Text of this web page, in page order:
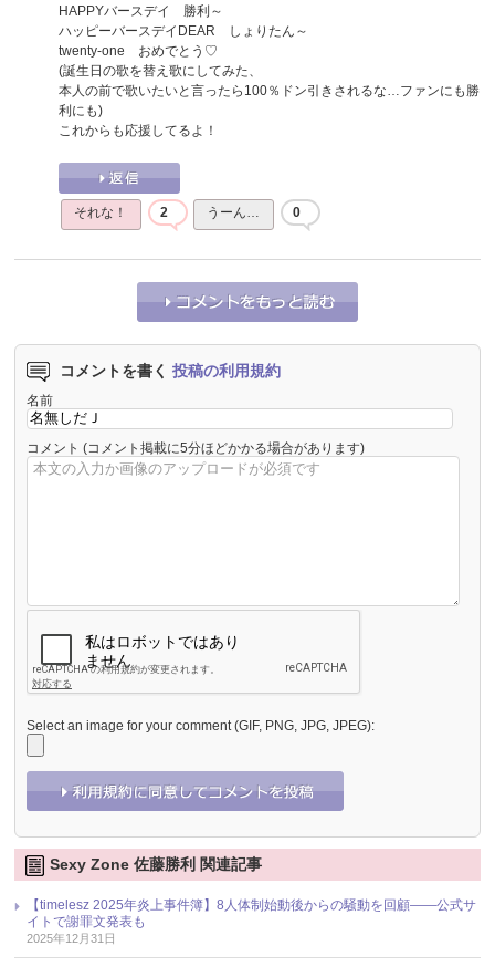
HAPPYバースデイ 勝利～
ハッピーバースデイDEAR しょりたん～
twenty-one おめでとう♡
(誕生日の歌を替え歌にしてみた、
本人の前で歌いたいと言ったら100％ドン引きされるな…ファンにも勝
利にも)
これからも応援してるよ！
それな！ 2 うーん… 0
コメントを書く 投稿の利用規約
名前
コメント (コメント掲載に5分ほどかかる場合があります)
Select an image for your comment (GIF, PNG, JPG, JPEG):
Sexy Zone 佐藤勝利 関連記事
【timelesz 2025年炎上事件簿】8人体制始動後からの騒動を回顧――公式サ
イトで謝罪文発表も
2025年12月31日